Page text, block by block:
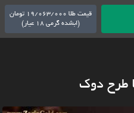
قیمت طلا 19/063/000 تومان
(ابشده گرمی 18 عیار)
طرح دوک